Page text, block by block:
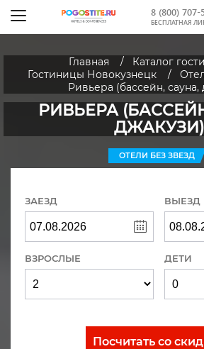
8 (800) 707-
БЕСПЛАТНАЯ
Главная
Каталог
Гостиницы Новокузнецк
Ривьера (бассейн, сауна,
РИВЬЕРА
ДЖАКУЗИ)
ОТЕЛИ БЕЗ ЗВЕЗД
ЗАЕЗД ВЫЕЗД
ВЗРОСЛЫЕ ДЕТИ
Посчитать со